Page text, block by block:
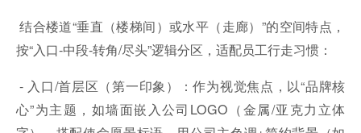
结合楼道“垂直（楼梯间）或水平（走廊）”的空间特点，
按“入口-中段-转角/尽头”逻辑分区，适配员工行走习惯：
- 入口/首层区（第一印象）：作为视觉焦点，以“品牌核
心”为主题，如墙面嵌入公司LOGO（金属/亚克力立体